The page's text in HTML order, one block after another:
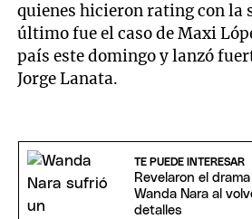
quienes hicieron rating con la
último fue el caso de Maxi
país este domingo y lanzó
Jorge Lanata.
TE PUEDE INTERESAR
Revelaron el
Wanda Nara al
detalles